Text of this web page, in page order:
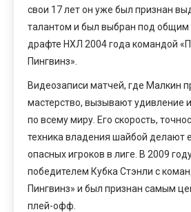
свои 17 лет он уже был признан
талантом и был выбран под общим
драфте НХЛ 2004 года командой
Пингвинз».
Видеозаписи матчей, где Малкин
мастерство, вызывают удивление
по всему миру. Его скорость,
техника владения шайбой делают
опасных игроков в лиге. В 2009
победителем Кубка Стэнли с
Пингвинз» и был признан самым
плей-офф.